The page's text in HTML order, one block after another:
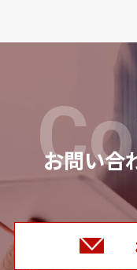
お問い合